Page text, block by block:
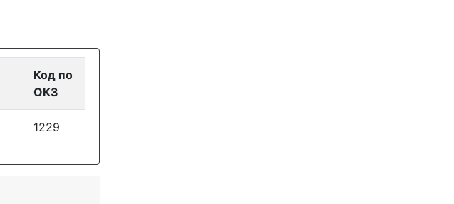
Код по
ОКЗ
1229